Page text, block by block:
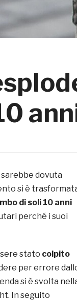
sarebbe dovuta
si è
di soli 10 anni
perché i suoi
stato colpito
per errore
si è svolta
In seguito